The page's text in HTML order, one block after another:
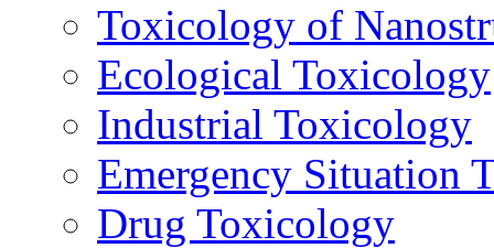
Toxicology of
Ecological Toxicology
Industrial Toxicology
Emergency Situation
Drug Toxicology